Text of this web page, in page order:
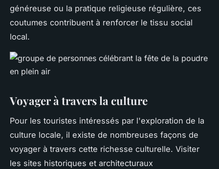
généreuse ou la pratique religieuse régulière, ces
coutumes contribuent à renforcer le tissu social
local.
Voyager à travers la culture
Pour les touristes intéressés par l'exploration de la
culture locale, il existe de nombreuses façons de
voyager à travers cette richesse culturelle. Visiter
les sites historiques et architecturaux